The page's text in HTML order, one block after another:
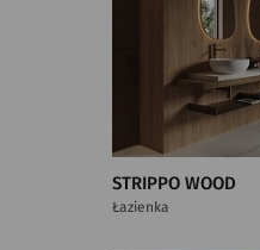
STRIPPO WOOD
Łazienka